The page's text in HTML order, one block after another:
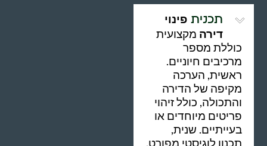
תכניתפינוי
דירה מקצועית
כוללת מספר
מרכיבים חיוניים.
ראשית, הערכה
מקיפה של הדירה
והתכולה, כולל זיהוי
פריטים מיוחדים או
בעייתיים. שנית,
תכנון לוגיסטי מפורט,